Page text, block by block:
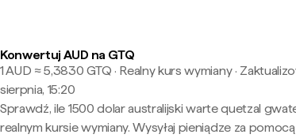
Konwertuj AUD na GTQ
1 AUD ≈ 5,3830 GTQ · Realny kurs wymiany·
sierpnia, 15:20
Sprawdź, ile 1500 dolar australijski warte quetzal
realnym kursie wymiany. Wysyłaj pieniądze za